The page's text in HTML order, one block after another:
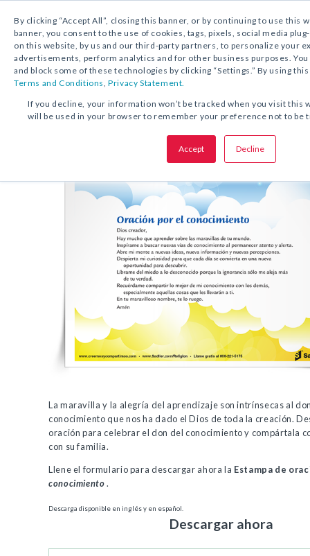
By clicking “Accept All”, closing this banner, or by continuing to use this
banner, you consent to the use of cookies, tags, pixels, social media
on this website, by us and our third-party partners, to personalize your
advertisements, perform analytics and for other business purposes.
and block some of these technologies by clicking “Settings.” By using
Terms and Conditions,Privacy Statement.
If you decline, your information won’t be tracked when you visit this
will be used in your browser to remember your preference not to be
Accept Decline
DESCARGA GRATUITA:ESTAMPA DE
COMPARTA ESTA OFERTA:
Estampa de oraciónPor el
La maravilla y la alegría del aprendizaje son intrínsecas al
conocimiento que nos ha dado el Dios de toda la creación.
oración para celebrar el don del conocimiento y compártala
con su familia.
Llene el formulario para descargar ahora la Estampa de
conocimiento.
Descarga disponible en inglés y en español.
Descargar ahora